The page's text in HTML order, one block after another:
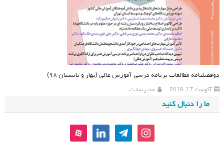
دوفصلنامه مطالعات برنامه درسی آموزش عالی (بهار و تابستان ۹۸)
آگوست 17, 2019 مدیر سایت
ما را دنبال کنید
instagram
telegram
linkedin
aparat